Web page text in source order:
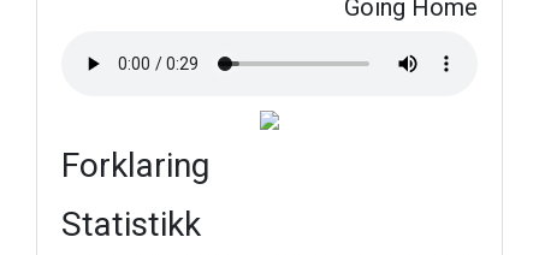
Going Home
Forklaring
Statistikk